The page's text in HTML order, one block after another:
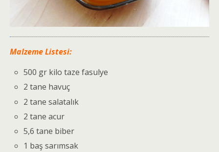
Malzeme Listesi:
500 gr kilo taze fasulye
2 tane havuç
2 tane salatalık
2 tane acur
5,6 tane biber
1 baş sarımsak